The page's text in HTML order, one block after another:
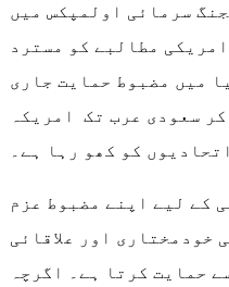
2022 میں بیجنگ سرمائی اولمپکس میں
مطالبے کو مسترد
میں مضبوط حمایت جاری
سعودی عرب تک امریکہ
کو کھو رہا ہے۔
کے لیے اپنے مضبوط عزم
خودمختاری اور علاقائی
حمایت کرتا ہے۔ اگرچہ